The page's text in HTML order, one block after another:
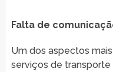
Falta de
Um dos aspectos
serviços de transporte